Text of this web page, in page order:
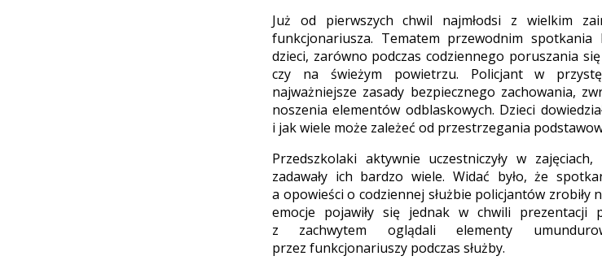
Już od pierwszych chwil najmłodsi z wielkim
funkcjonariusza. Tematem przewodnim spotkania
dzieci, zarówno podczas codziennego poruszania
czy na świeżym powietrzu. Policjant w
najważniejsze zasady bezpiecznego zachowania,
noszenia elementów odblaskowych. Dzieci
i jak wiele może zależeć od przestrzegania
Przedszkolaki aktywnie uczestniczyły w
zadawały ich bardzo wiele. Widać było, że
a opowieści o codziennej służbie policjantów zrobiły
emocje pojawiły się jednak w chwili prezentacji
z zachwytem oglądali elementy
przez funkcjonariuszy podczas służby.